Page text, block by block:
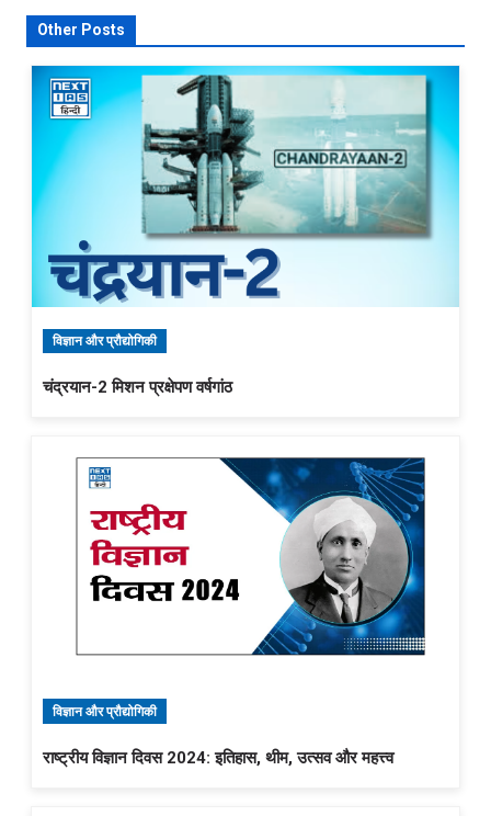
Other Posts
विज्ञान और प्रौद्योगिकी
चंद्रयान-2 मिशन प्रक्षेपण वर्षगांठ
विज्ञान और प्रौद्योगिकी
राष्ट्रीय विज्ञान दिवस 2024: इतिहास, थीम, उत्सव और महत्त्व